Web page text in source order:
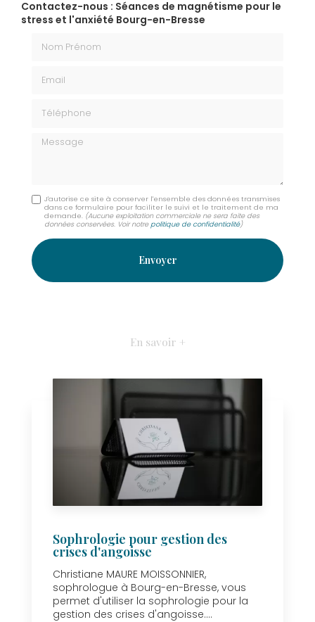
Contactez-nous : Séances de magnétisme pour le
stress et l'anxiété Bourg-en-Bresse
Message
J'autorise ce site à conserver l'ensemble des données transmises
dans ce formulaire pour faciliter le suivi et le traitement de ma
demande. (Aucune exploitation commerciale ne sera faite des
données conservées. Voir notre politique de confidentialité)
En savoir +
Sophrologie pour gestion des
crises d'angoisse
Christiane MAURE MOISSONNIER,
sophrologue à Bourg-en-Bresse, vous
permet d'utiliser la sophrologie pour la
gestion des crises d'angoisse....